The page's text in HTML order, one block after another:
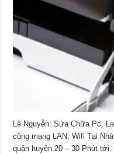
Lê Nguyễn: Sửa Chữa Pc,
công mạng LAN, Wifi Tại
quận huyện 20 – 30 Phút